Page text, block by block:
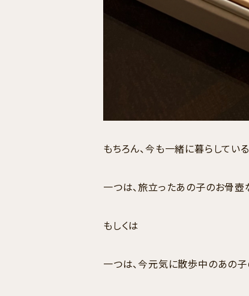
もちろん、今も一緒に暮らしてい
一つは、旅立ったあの子のお骨壺
もしくは
一つは、今元気に散歩中のあの子